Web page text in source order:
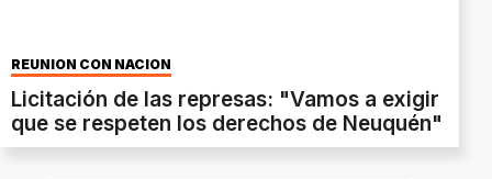
REUNIÓN CON NACIÓN
Licitación de las represas: "Vamos a exigir
que se respeten los derechos de Neuquén"